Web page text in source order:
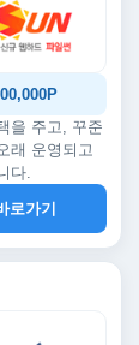
을 주고, 꾸준
래 운영되고
다.
로가기